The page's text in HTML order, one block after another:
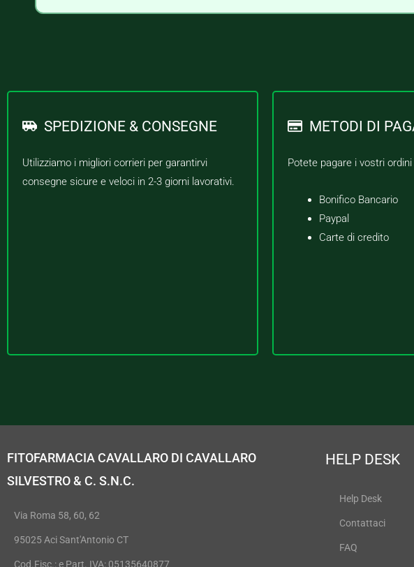
SPEDIZIONE & CONSEGNE
Utilizziamo i migliori corrieri per garantirvi
consegne sicure e veloci in 2-3 giorni lavorativi.
METODI DI
Potete pagare i vostri
Bonifico Bancario
Paypal
Carte di credito
FITOFARMACIA CAVALLARO DI CAVALLARO
SILVESTRO & C. S.N.C.
Via Roma 58, 60, 62
95025 Aci Sant'Antonio CT
Cod.Fisc.: e Part. IVA: 05135640877
HELP DESK
Help Desk
Contattaci
FAQ